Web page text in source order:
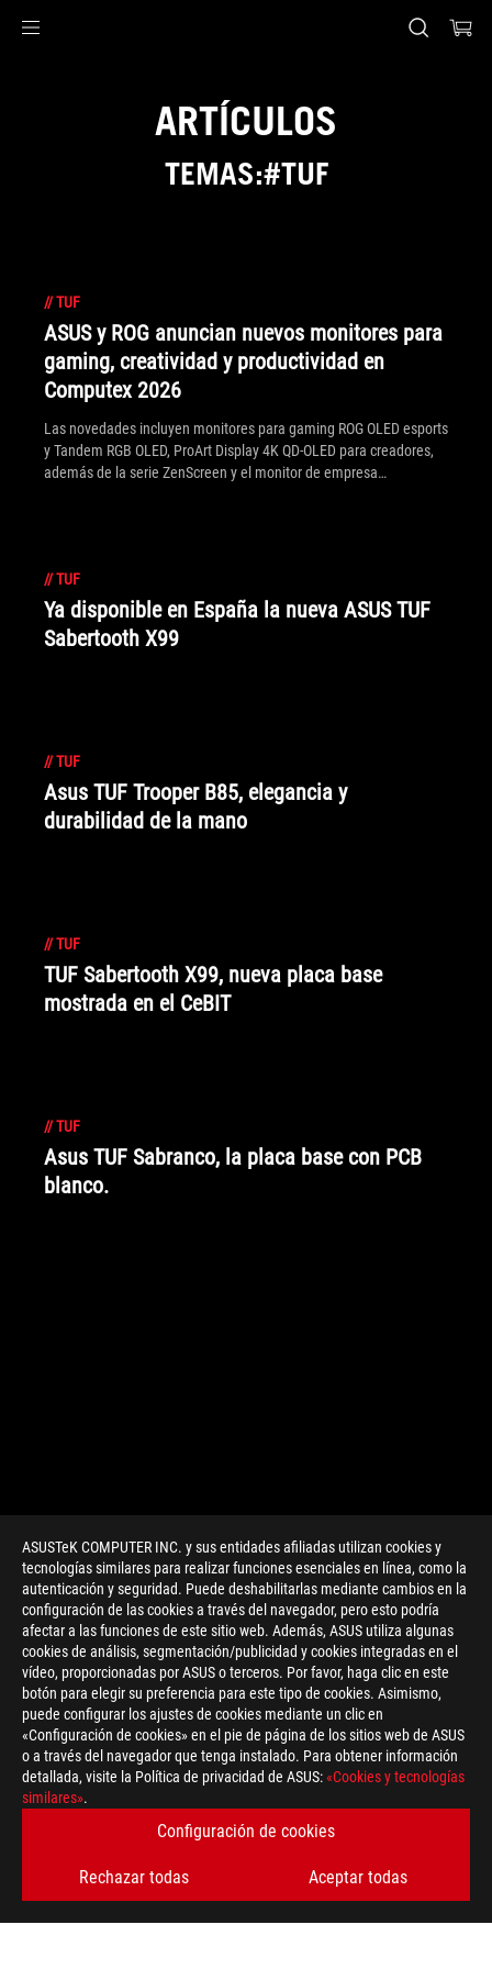
ASUSTeK COMPUTER INC. y sus entidades afiliadas utilizan cookies y
tecnologías similares para realizar funciones esenciales en línea, como la
autenticación y seguridad. Puede deshabilitarlas mediante cambios en la
configuración de las cookies a través del navegador, pero esto podría
afectar a las funciones de este sitio web. Además, ASUS utiliza algunas
cookies de análisis, segmentación/publicidad y cookies integradas en el
vídeo, proporcionadas por ASUS o terceros. Por favor, haga clic en este
botón para elegir su preferencia para este tipo de cookies. Asimismo,
puede configurar los ajustes de cookies mediante un clic en
«Configuración de cookies» en el pie de página de los sitios web de ASUS
o a través del navegador que tenga instalado. Para obtener información
detallada, visite la Política de privacidad de ASUS:«Cookies y tecnologías
similares».
Configuración de cookies
Rechazar todas Aceptar todas
ARTÍCULOS
TEMAS:#TUF
//TUF
ASUS y ROG anuncian nuevos monitores para
gaming, creatividad y productividad en
Computex 2026
Las novedades incluyen monitores para gaming ROG OLED esports
y Tandem RGB OLED, ProArt Display 4K QD-OLED para creadores,
además de la serie ZenScreen y el monitor de empresa
//TUF
Ya disponible en España la nueva ASUS TUF
Sabertooth X99
//TUF
Asus TUF Trooper B85, elegancia y
durabilidad de la mano
//TUF
TUF Sabertooth X99, nueva placa base
mostrada en el CeBIT
//TUF
Asus TUF Sabranco, la placa base con PCB
blanco.
> GAMING TUF
OBTÉN LAS ÚLTIMAS OFERTAS Y MÁS